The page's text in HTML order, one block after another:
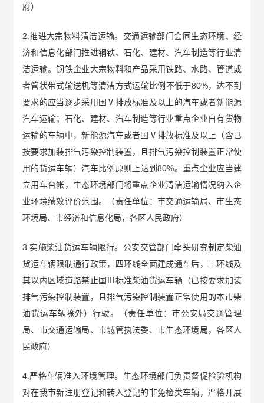
府）
2.推进大宗物料清洁运输。交通运输部门会同生态环境、经
济和信息化部门推进钢铁、石化、建材、汽车制造等行业清
洁运输。钢铁企业大宗物料和产品采用铁路、水路、管道或
者管状带式输送机等清洁方式运输比例不低于80%，达不到
要求的应当逐步采用国Ⅴ排放标准及以上的汽车或者新能源
汽车运输；石化、建材、汽车制造等行业重点企业自有货物
运输的车辆中，新能源汽车或者国Ⅴ排放标准及以上（含已
按要求加装排气污染控制装置，且排气污染控制装置正常使
用的货运车辆）汽车比例原则上达到80%。重点企业应当建
立用车台帐，生态环境部门将重点企业清洁运输情况纳入企
业环境绩效评价范围。（责任单位：市交通运输局、市生态
环境局、市经济和信息化局，各区人民政府）
3.实施柴油货运车辆限行。公安交管部门牵头研究制定柴油
货运车辆限制通行政策，四环线全面建成通车后，三环线及
其以内区域道路禁止国Ⅲ标准柴油货运车辆（已按要求加装
排气污染控制装置，且排气污染控制装置正常使用的本市柴
油货运车辆除外）行驶。（责任单位：市公安局交通管理
局、市交通运输局、市城管执法委、市生态环境局，各区人
民政府）
4.严格车辆准入环境管理。生态环境部门负责督促检验机构
对在我市新注册登记和转入登记的非免检类车辆，严格开展